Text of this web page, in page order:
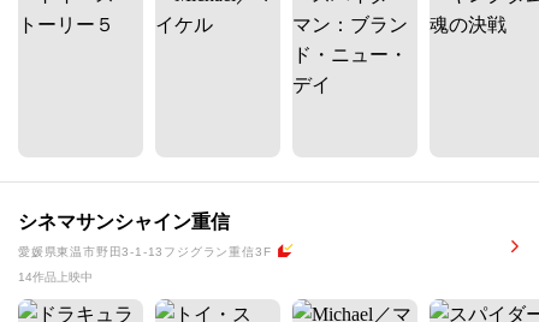
シネマサンシャイン重信
愛媛県東温市野田3-1-13フジグラン重信3F
14作品上映中